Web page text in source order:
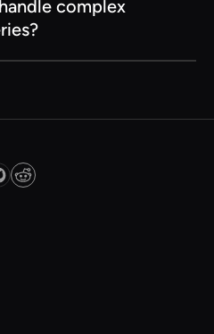
minimizing the
complex
and respond to
transfer the
for further assistance.